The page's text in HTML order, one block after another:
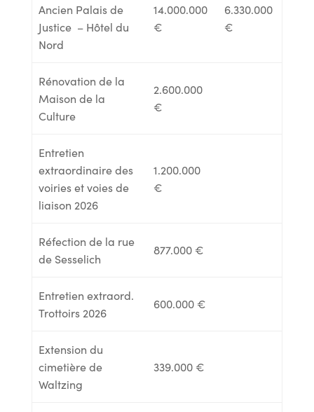
Ancien Palais de
Justice – Hôtel du
Nord
14.000.000
€
6.330.000
€
Rénovation de la
Maison de la
Culture
2.600.000
€
Entretien
extraordinaire des
voiries et voies de
liaison 2026
1.200.000
€
Réfection de la rue
de Sesselich
877.000 €
Entretien extraord.
Trottoirs 2026
600.000 €
Extension du
cimetière de
Waltzing
339.000 €